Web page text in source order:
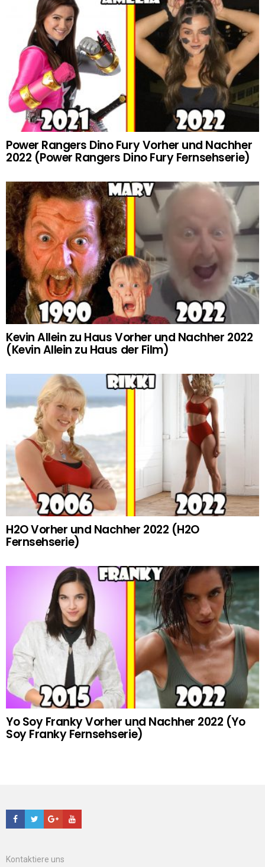
Power Rangers Dino Fury Vorher und Nachher
2022 (Power Rangers Dino Fury Fernsehserie)
Kevin Allein zu Haus Vorher und Nachher 2022
(Kevin Allein zu Haus der Film)
H2O Vorher und Nachher 2022 (H2O
Fernsehserie)
Yo Soy Franky Vorher und Nachher 2022 (Yo
Soy Franky Fernsehserie)
Facebook
TwitterGoogle+Youtube
Kontaktiere uns